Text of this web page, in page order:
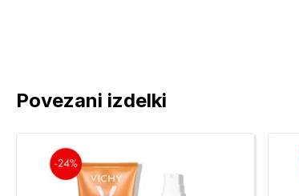
Izdelek za zaščito pred soncem ne
Pred izpostavljenostjo soncu izdelek izdatno
plavanju, potenju in otiranju z brisačo, da
pred soncem pomembno zmanjša raven
Povezani izdelki